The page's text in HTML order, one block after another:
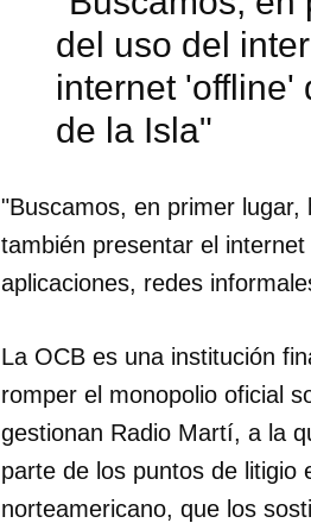
del uso del
internet 'offline'
de la Isla"
"Buscamos, en primer
también presentar el internet
aplicaciones, redes
La OCB es una institución
romper el monopolio oficial
gestionan Radio Martí, a la
parte de los puntos de litigio
norteamericano, que los